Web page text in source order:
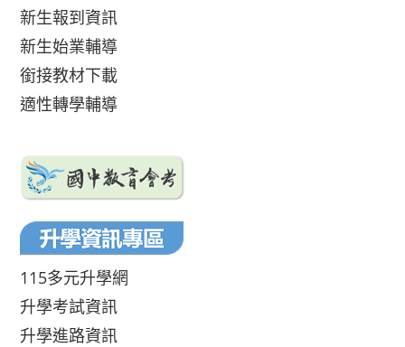
新生報到資訊
新生始業輔導
銜接教材下載
適性轉學輔導
115多元升學網
升學考試資訊
升學進路資訊